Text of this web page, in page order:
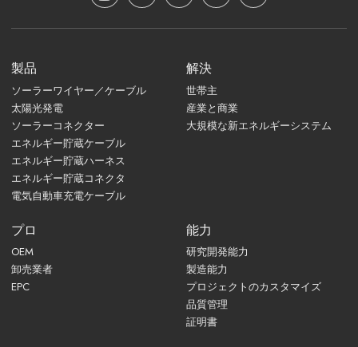
製品
ソーラーワイヤー／ケーブル
太陽光発電
ソーラーコネクター
エネルギー貯蔵ケーブル
エネルギー貯蔵ハーネス
エネルギー貯蔵コネクタ
電気自動車充電ケーブル
解決
世帯主
産業と商業
大規模な新エネルギーシステム
プロ
OEM
卸売業者
EPC
能力
研究開発能力
製造能力
プロジェクトのカスタマイズ
品質管理
証明書